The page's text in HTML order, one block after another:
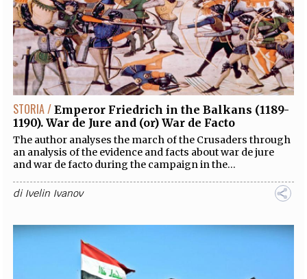
STORIA / Emperor Friedrich in the Balkans (1189-
1190). War de Jure and (or) War de Facto
The author analyses the march of the Crusaders through
an analysis of the evidence and facts about war de jure
and war de facto during the campaign in the...
di Ivelin Ivanov